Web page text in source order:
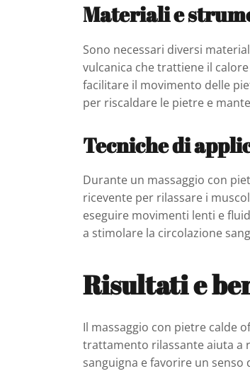
Materiali e
Sono necessari diversi
vulcanica che trattiene il
facilitare il movimento delle
per riscaldare le pietre e
Tecniche di
Durante un massaggio con
ricevente per rilassare i
eseguire movimenti lenti e
a stimolare la circolazione
Risultati e
Il massaggio con pietre calde
trattamento rilassante aiuta a
sanguigna e favorire un